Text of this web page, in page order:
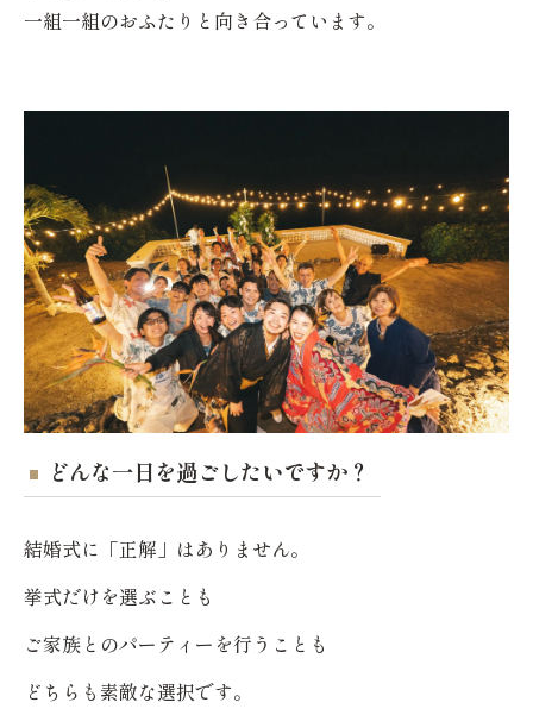
一組一組のおふたりと向き合っています。
どんな一日を過ごしたいですか？
結婚式に「正解」はありません。
挙式だけを選ぶことも
ご家族とのパーティーを行うことも
どちらも素敵な選択です。